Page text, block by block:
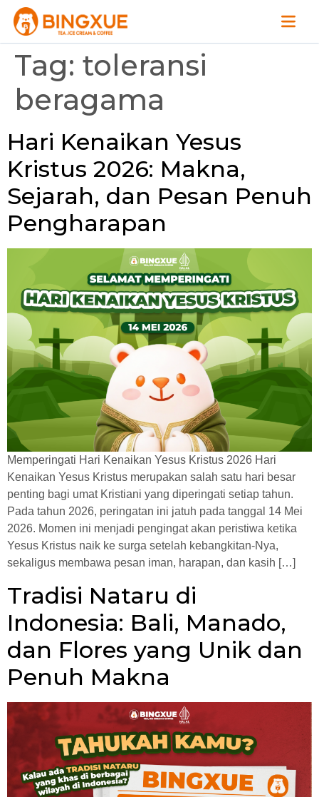
Tag: toleransi
beragama
Hari Kenaikan Yesus
Kristus 2026: Makna,
Sejarah, dan Pesan Penuh
Pengharapan
Memperingati Hari Kenaikan Yesus Kristus 2026 Hari
Kenaikan Yesus Kristus merupakan salah satu hari besar
penting bagi umat Kristiani yang diperingati setiap tahun.
Pada tahun 2026, peringatan ini jatuh pada tanggal 14 Mei
2026. Momen ini menjadi pengingat akan peristiwa ketika
Yesus Kristus naik ke surga setelah kebangkitan-Nya,
sekaligus membawa pesan iman, harapan, dan kasih […]
Tradisi Nataru di
Indonesia: Bali, Manado,
dan Flores yang Unik dan
Penuh Makna